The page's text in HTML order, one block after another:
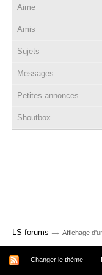
Aime
Amis
Sujets
Messages
Petites annonces
Shoutbox
LS forums → Affichage
Changer le thème